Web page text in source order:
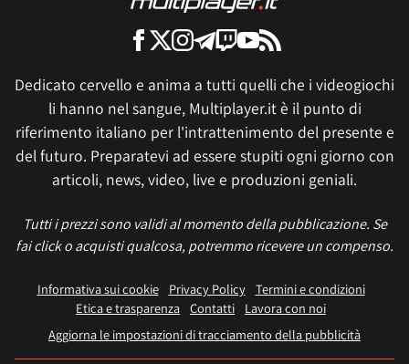
Dedicato cervello e anima a tutti quelli che i videogiochi
li hanno nel sangue, Multiplayer.it è il punto di
riferimento italiano per l'intrattenimento del presente e
del futuro. Preparatevi ad essere stupiti ogni giorno con
articoli, news, video, live e produzioni geniali.
Tutti i prezzi sono validi al momento della pubblicazione. Se
fai click o acquisti qualcosa, potremmo ricevere un compenso.
Informativa sui cookie Privacy Policy
Termini e condizioni
Etica e trasparenza Contatti
Lavora con noi
Aggiorna le impostazioni di tracciamento della pubblicità